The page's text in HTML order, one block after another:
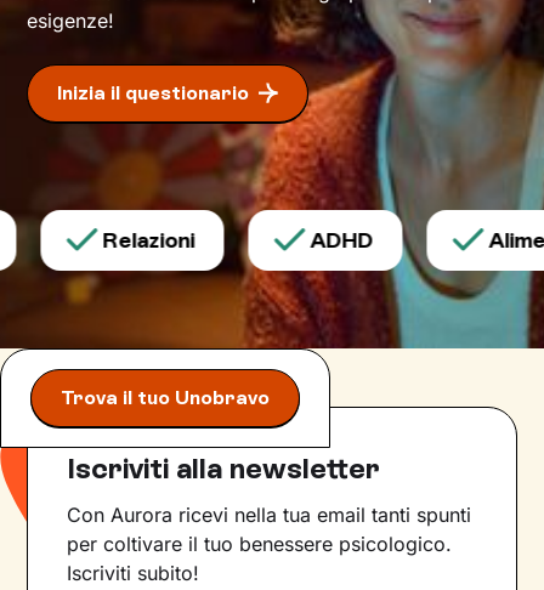
esigenze!
Inizia il questionario
Relazioni ADHD
Trova il tuo Unobravo
Iscriviti alla newsletter
Con Aurora ricevi nella tua email tanti spunti
per coltivare il tuo benessere psicologico.
Iscriviti subito!